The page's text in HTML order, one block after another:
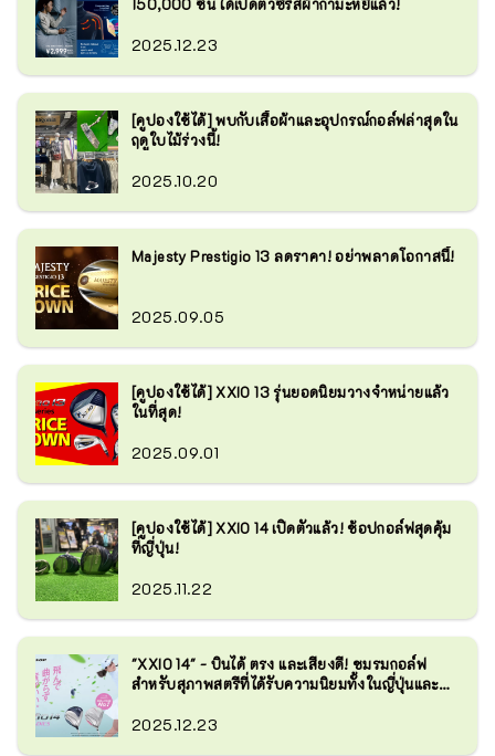
2025.12.23
[คูปองใช้ได้] พบกับเสื้อผ้าและอุปกรณ์กอล์ฟล่าสุดใน
ฤดูใบไม้ร่วงนี้!
2025.10.20
Majesty Prestigio 13 ลดราคา! อย่าพลาดโอกาสนี้!
2025.09.05
[คูปองใช้ได้] XXIO 13 รุ่นยอดนิยมวางจำหน่ายแล้ว
ในที่สุด!
2025.09.01
[คูปองใช้ได้] XXIO 14 เปิดตัวแล้ว! ช้อปกอล์ฟสุดคุ้ม
ที่ญี่ปุ่น!
2025.11.22
"XXIO 14" - บินได้ ตรง และเสียงดี! ชมรมกอล์ฟ
สำหรับสุภาพสตรีที่ได้รับความนิยมทั้งในญี่ปุ่นและ
2025.12.23